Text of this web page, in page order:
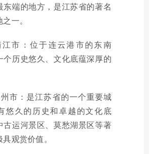
东端的地方，是江苏省的著名
一。
市：位于连云港市的东南
个历史悠久、文化底蕴深厚的
市：是江苏省的一个重要城
悠久的历史和卓越的文化底
古运河景区、莫愁湖景区等著
观赏价值。